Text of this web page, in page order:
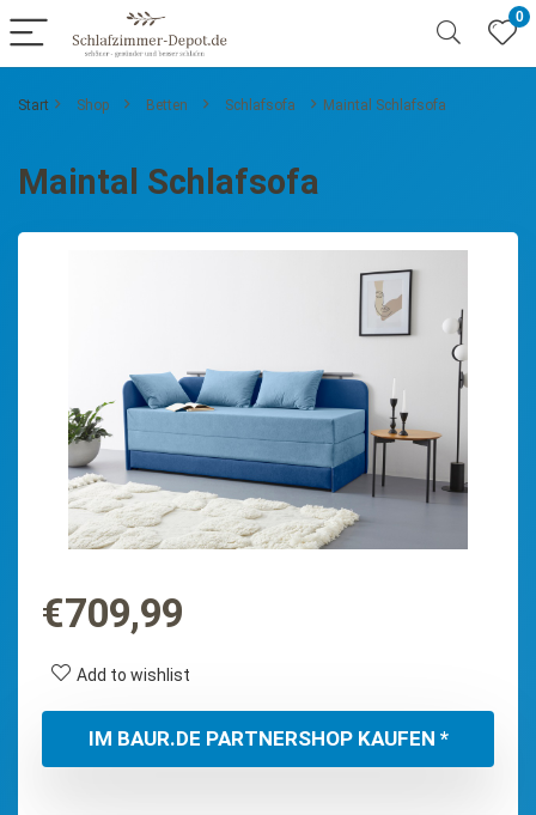
0
Start Shop Betten Schlafsofa Maintal Schlafsofa
Maintal Schlafsofa
€709,99
Add to wishlist
IM BAUR.DE PARTNERSHOP KAUFEN *